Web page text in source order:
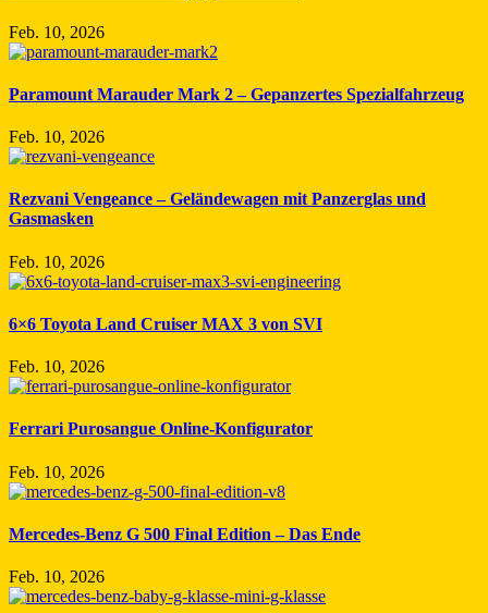
Feb. 10, 2026
Paramount Marauder Mark 2 – Gepanzertes Spezialfahrzeug
Feb. 10, 2026
Rezvani Vengeance – Geländewagen mit Panzerglas und
Gasmasken
Feb. 10, 2026
6×6 Toyota Land Cruiser MAX 3 von SVI
Feb. 10, 2026
Ferrari Purosangue Online-Konfigurator
Feb. 10, 2026
Mercedes-Benz G 500 Final Edition – Das Ende
Feb. 10, 2026